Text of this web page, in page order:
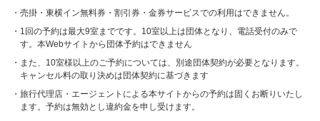
売掛・東横イン無料券・割引券・金券サービスでの利用はできません。
1回の予約は最大9室までです。10室以上は団体となり、電話受付のみで
す。本Webサイトから団体予約はできません
また、10室様以上のご予約については、別途団体契約が必要となります。
キャンセル料の取り決めは団体契約に基づきます
旅行代理店・エージェントによる本サイトからの予約は固くお断りいたし
ます。予約は無効とし違約金を申し受けます。